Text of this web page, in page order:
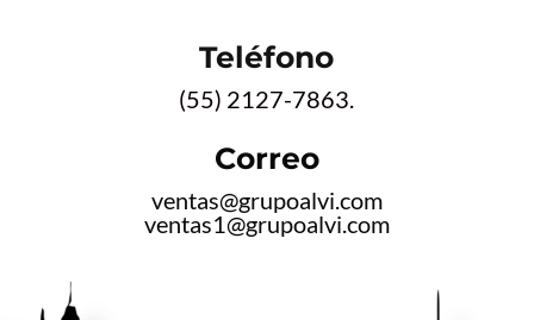
Teléfono
(55) 2127-7863.
Correo
ventas@grupoalvi.com
ventas1@grupoalvi.com